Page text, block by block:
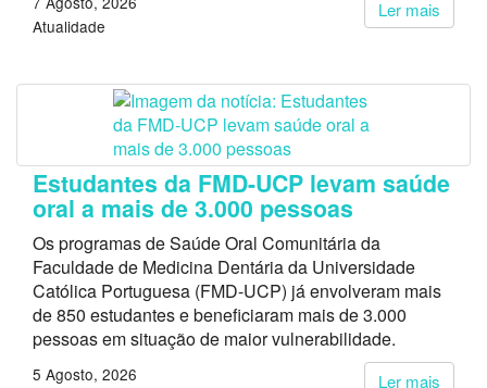
Ler mais
Atualidade
Estudantes da FMD-UCP levam saúde
oral a mais de 3.000 pessoas
Os programas de Saúde Oral Comunitária da
Faculdade de Medicina Dentária da Universidade
Católica Portuguesa (FMD-UCP) já envolveram mais
de 850 estudantes e beneficiaram mais de 3.000
pessoas em situação de maior vulnerabilidade.
Ler mais
5 Agosto, 2026